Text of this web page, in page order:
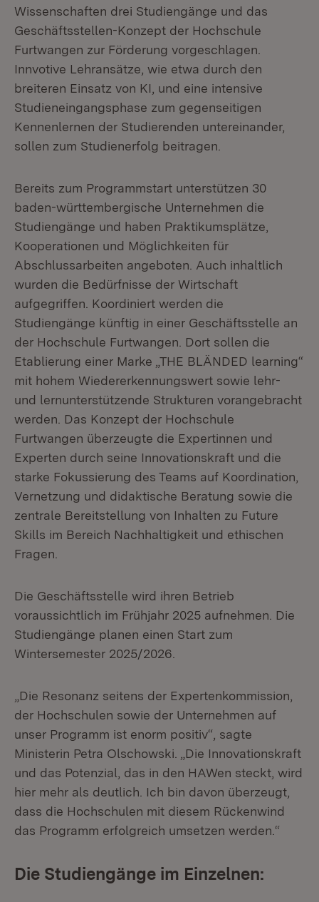
Wissenschaften drei Studiengänge und das
Geschäftsstellen-Konzept der Hochschule
Furtwangen zur Förderung vorgeschlagen.
Innvotive Lehransätze, wie etwa durch den
breiteren Einsatz von KI, und eine intensive
Studieneingangsphase zum gegenseitigen
Kennenlernen der Studierenden untereinander,
sollen zum Studienerfolg beitragen.
Bereits zum Programmstart unterstützen 30
baden-württembergische Unternehmen die
Studiengänge und haben Praktikumsplätze,
Kooperationen und Möglichkeiten für
Abschlussarbeiten angeboten. Auch inhaltlich
wurden die Bedürfnisse der Wirtschaft
aufgegriffen. Koordiniert werden die
Studiengänge künftig in einer Geschäftsstelle an
der Hochschule Furtwangen. Dort sollen die
Etablierung einer Marke „THE BLÄNDED learning“
mit hohem Wiedererkennungswert sowie lehr-
und lernunterstützende Strukturen vorangebracht
werden. Das Konzept der Hochschule
Furtwangen überzeugte die Expertinnen und
Experten durch seine Innovationskraft und die
starke Fokussierung des Teams auf Koordination,
Vernetzung und didaktische Beratung sowie die
zentrale Bereitstellung von Inhalten zu Future
Skills im Bereich Nachhaltigkeit und ethischen
Fragen.
Die Geschäftsstelle wird ihren Betrieb
voraussichtlich im Frühjahr 2025 aufnehmen. Die
Studiengänge planen einen Start zum
Wintersemester 2025/2026.
„Die Resonanz seitens der Expertenkommission,
der Hochschulen sowie der Unternehmen auf
unser Programm ist enorm positiv“, sagte
Ministerin Petra Olschowski. „Die Innovationskraft
und das Potenzial, das in den HAWen steckt, wird
hier mehr als deutlich. Ich bin davon überzeugt,
dass die Hochschulen mit diesem Rückenwind
das Programm erfolgreich umsetzen werden.“
Die Studiengänge im Einzelnen: